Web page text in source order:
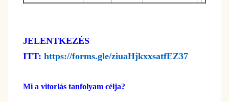
JELENTKEZÉS
ITT: https://forms.gle/ziuaHjkxxsatfEZ37
Mi a vitorlás tanfolyam célja?